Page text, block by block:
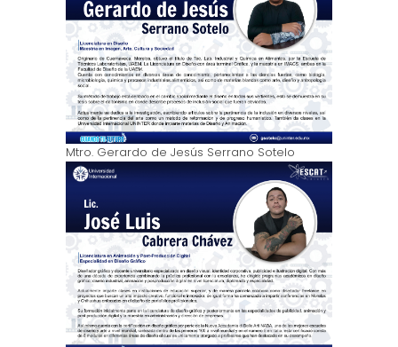
Mtro. Gerardo de Jesús Serrano Sotelo